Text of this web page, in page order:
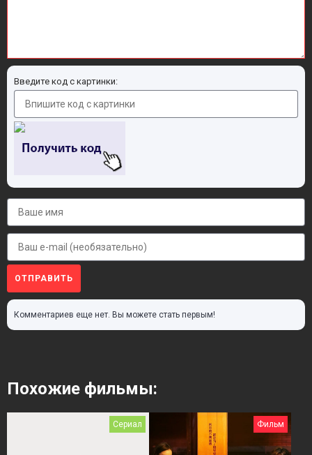
Введите код с картинки:
ОТПРАВИТЬ
Комментариев еще нет. Вы можете стать первым!
Похожие фильмы:
Сериал Фильм